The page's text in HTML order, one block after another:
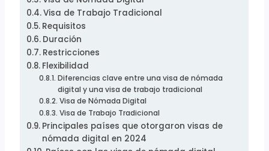
Visa de Trabajo Tradicional
Requisitos
Duración
Restricciones
Flexibilidad
Diferencias clave entre una visa de nómada
digital y una visa de trabajo tradicional
Visa de Nómada Digital
Visa de Trabajo Tradicional
Principales países que otorgaron visas de
nómada digital en 2024